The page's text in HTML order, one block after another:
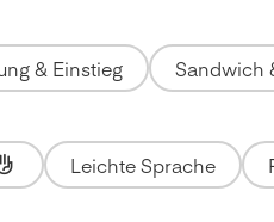
& Einstieg Sandwich
Leichte Sprache